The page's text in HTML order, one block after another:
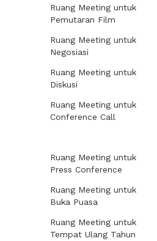
Ruang Meeting untuk
Pemutaran Film
Ruang Meeting untuk
Negosiasi
Ruang Meeting untuk
Diskusi
Ruang Meeting untuk
Conference Call
Ruang Meeting untuk
Press Conference
Ruang Meeting untuk
Buka Puasa
Ruang Meeting untuk
Tempat Ulang Tahun